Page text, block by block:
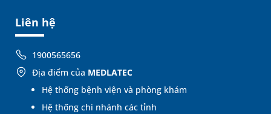
Liên hệ
1900565656
Địa điểm của MEDLATEC
Hệ thống bệnh viện và phòng khám
Hệ thống chi nhánh các tỉnh